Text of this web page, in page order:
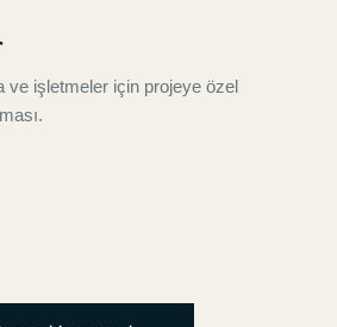
ve işletmeler için projeye özel